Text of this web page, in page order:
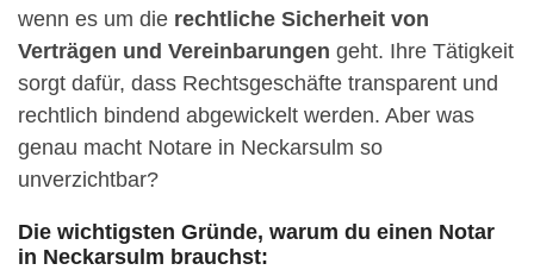
wenn es um die rechtliche Sicherheit von
Verträgen und Vereinbarungen geht. Ihre Tätigkeit
sorgt dafür, dass Rechtsgeschäfte transparent und
rechtlich bindend abgewickelt werden. Aber was
genau macht Notare in Neckarsulm so
unverzichtbar?
Die wichtigsten Gründe, warum du einen Notar
in Neckarsulm brauchst: